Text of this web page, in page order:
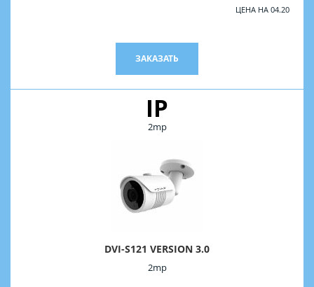
ЦЕНА НА 04.20
ЗАКАЗАТЬ
IP
2mp
DVI-S121 VERSION 3.0
2mp